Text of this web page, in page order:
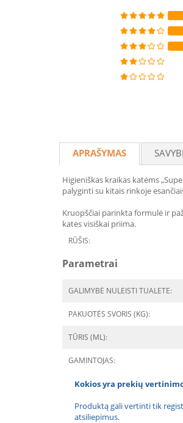
APRAŠYMAS
Higieniškas kraikas katėms
palyginti su kitais rinkoje
Kruopščiai parinkta formulė ir
katės visiškai priima.
RŪŠIS:
Parametrai
GALIMYBĖ NULEISTI TUALETE:
PAKUOTĖS SVORIS (KG):
TŪRIS (ML):
GAMINTOJAS:
Kokios yra prekių
Produktą gali vertinti tik
atsiliepimus.